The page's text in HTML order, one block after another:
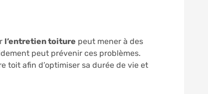
l’entretien toiture peut mener à des
peut prévenir ces problèmes.
toit afin d’optimiser sa durée de vie et